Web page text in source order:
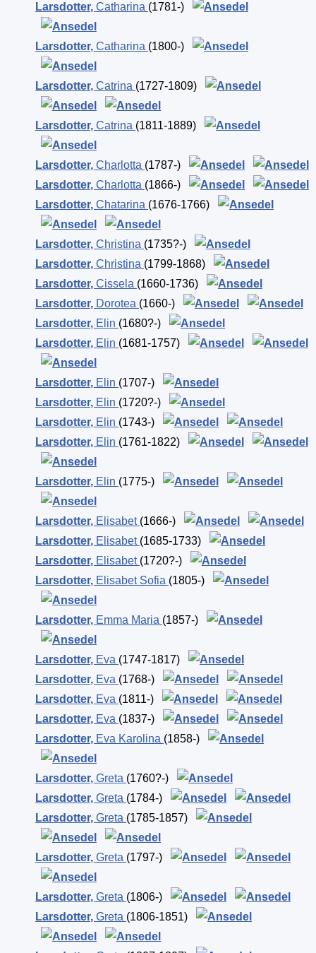
Larsdotter, Catharina (1781-)
Larsdotter, Catharina (1800-)
Larsdotter, Catrina (1727-1809)
Larsdotter, Catrina (1811-1889)
Larsdotter, Charlotta (1787-)
Larsdotter, Charlotta (1866-)
Larsdotter, Chatarina (1676-1766)
Larsdotter, Christina (1735?-)
Larsdotter, Christina (1799-1868)
Larsdotter, Cissela (1660-1736)
Larsdotter, Dorotea (1660-)
Larsdotter, Elin (1680?-)
Larsdotter, Elin (1681-1757)
Larsdotter, Elin (1707-)
Larsdotter, Elin (1720?-)
Larsdotter, Elin (1743-)
Larsdotter, Elin (1761-1822)
Larsdotter, Elin (1775-)
Larsdotter, Elisabet (1666-)
Larsdotter, Elisabet (1685-1733)
Larsdotter, Elisabet (1720?-)
Larsdotter, Elisabet Sofia (1805-)
Larsdotter, Emma Maria (1857-)
Larsdotter, Eva (1747-1817)
Larsdotter, Eva (1768-)
Larsdotter, Eva (1811-)
Larsdotter, Eva (1837-)
Larsdotter, Eva Karolina (1858-)
Larsdotter, Greta (1760?-)
Larsdotter, Greta (1784-)
Larsdotter, Greta (1785-1857)
Larsdotter, Greta (1797-)
Larsdotter, Greta (1806-)
Larsdotter, Greta (1806-1851)